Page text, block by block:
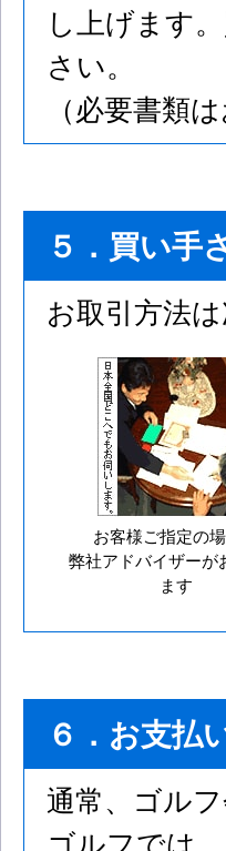
し上げます
さい。
（必要書類
５．買い手
お取引方法
お客様ご指定の
弊社アドバイザーが
ます
６．お支払
通常、ゴル
ゴルフでは